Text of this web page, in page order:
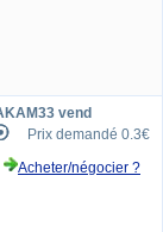
vend
Prix demandé 0.3€
Acheter/négocier ?